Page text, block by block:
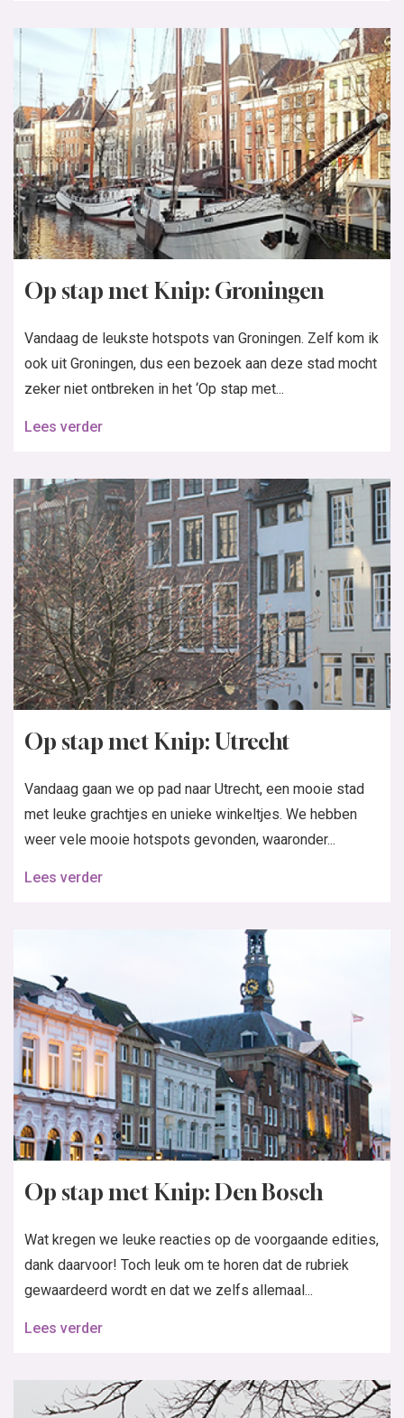
Op stap met Knip: Groningen
Vandaag de leukste hotspots van Groningen. Zelf kom ik
ook uit Groningen, dus een bezoek aan deze stad mocht
zeker niet ontbreken in het ‘Op stap met...
Lees verder
Op stap met Knip: Utrecht
Vandaag gaan we op pad naar Utrecht, een mooie stad
met leuke grachtjes en unieke winkeltjes. We hebben
weer vele mooie hotspots gevonden, waaronder...
Lees verder
Op stap met Knip: Den Bosch
Wat kregen we leuke reacties op de voorgaande edities,
dank daarvoor! Toch leuk om te horen dat de rubriek
gewaardeerd wordt en dat we zelfs allemaal...
Lees verder